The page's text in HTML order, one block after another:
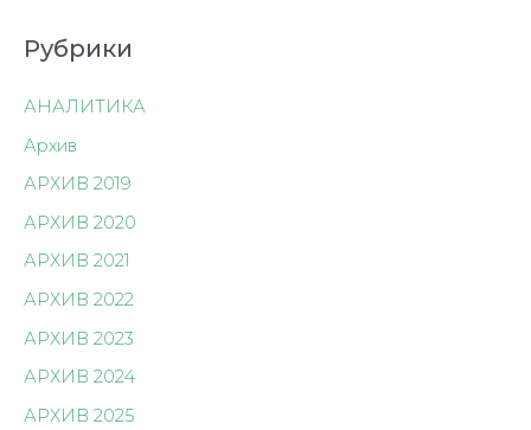
Рубрики
АНАЛИТИКА
Архив
АРХИВ 2019
АРХИВ 2020
АРХИВ 2021
АРХИВ 2022
АРХИВ 2023
АРХИВ 2024
АРХИВ 2025